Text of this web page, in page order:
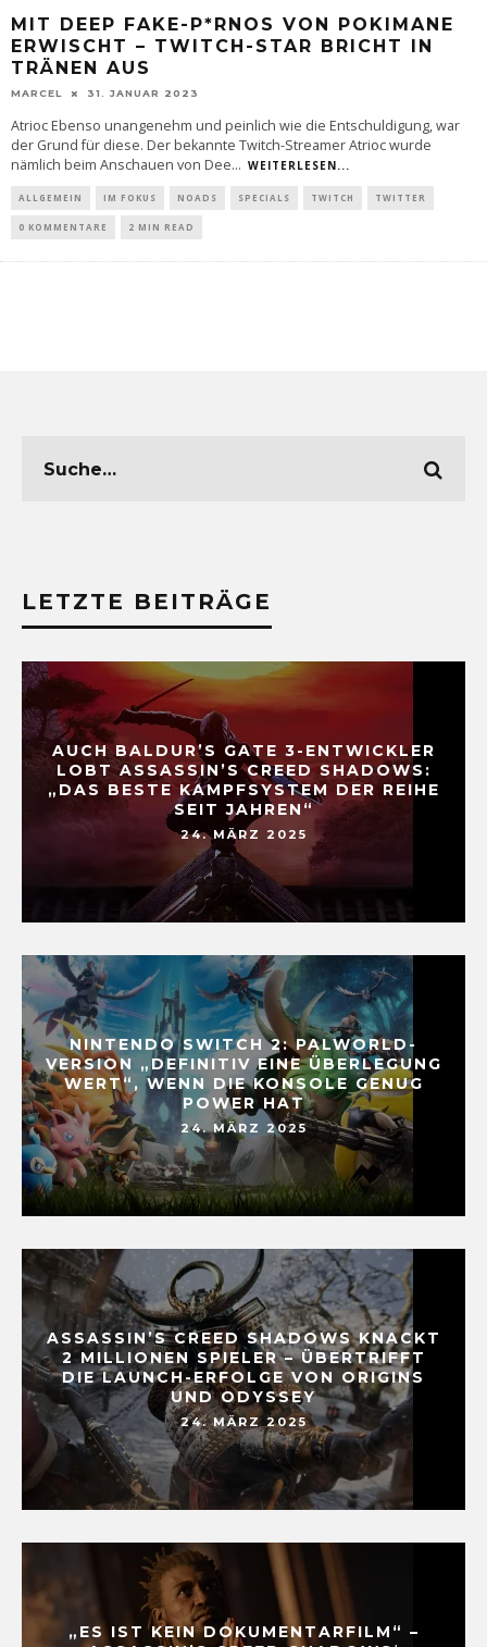
MIT DEEP FAKE-P*RNOS VON POKIMANE
ERWISCHT – TWITCH-STAR BRICHT IN
TRÄNEN AUS
MARCEL 31. JANUAR 2023
Atrioc Ebenso unangenehm und peinlich wie die Entschuldigung, war
der Grund für diese. Der bekannte Twitch-Streamer Atrioc wurde
nämlich beim Anschauen von Dee... WEITERLESEN...
ALLGEMEIN IM FOKUS NOADS SPECIALS TWITCH TWITTER
0 KOMMENTARE 2 MIN READ
LETZTE BEITRÄGE
AUCH BALDUR’S GATE 3-ENTWICKLER
LOBT ASSASSIN’S CREED SHADOWS:
„DAS BESTE KAMPFSYSTEM DER REIHE
SEIT JAHREN“
24. MÄRZ 2025
NINTENDO SWITCH 2: PALWORLD-
VERSION „DEFINITIV EINE ÜBERLEGUNG
WERT“, WENN DIE KONSOLE GENUG
POWER HAT
24. MÄRZ 2025
ASSASSIN’S CREED SHADOWS KNACKT
2 MILLIONEN SPIELER – ÜBERTRIFFT
DIE LAUNCH-ERFOLGE VON ORIGINS
UND ODYSSEY
24. MÄRZ 2025
„ES IST KEIN DOKUMENTARFILM“ –